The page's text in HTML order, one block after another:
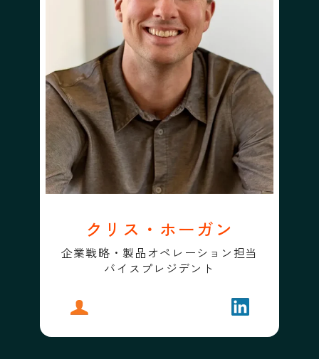
クリス・ホーガン
企業戦略・製品オペレーション担当
バイスプレジデント